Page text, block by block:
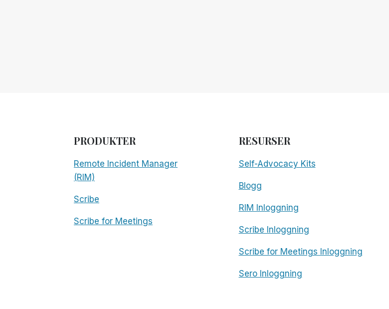
PRODUKTER
Remote Incident Manager
(RIM)
Scribe
Scribe for Meetings
RESURSER
Self-Advocacy Kits
Blogg
RIM Inloggning
Scribe Inloggning
Scribe for Meetings Inloggning
Sero Inloggning